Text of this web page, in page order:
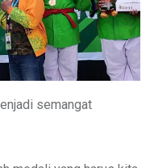
semangat